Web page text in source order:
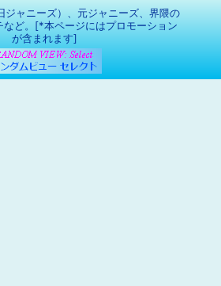
ジャニーズ）、元ジャニーズ、界隈の
など。[*本ページにはプロモーション
が含まれます]